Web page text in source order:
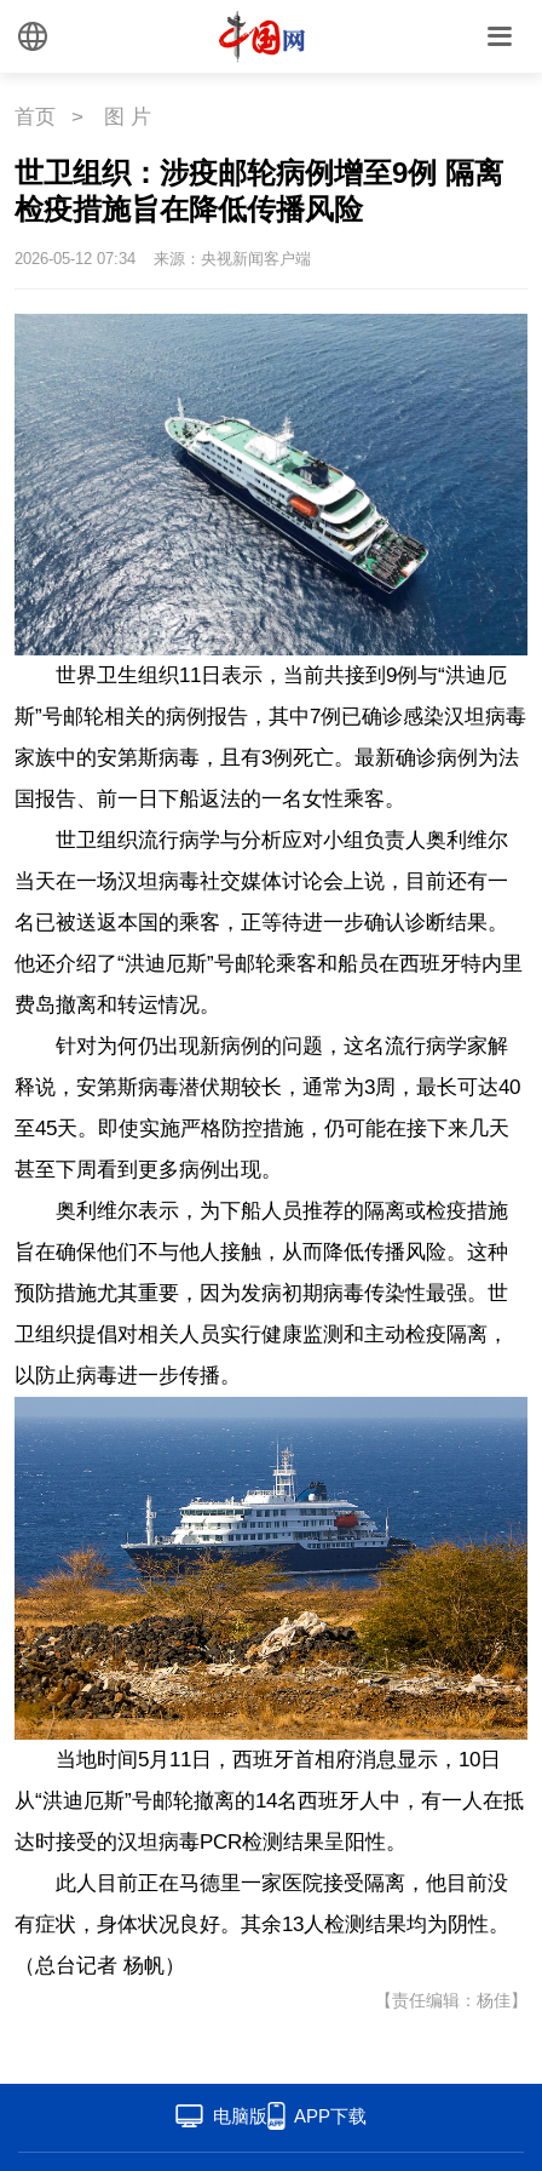
首页 > 图 片
世卫组织：涉疫邮轮病例增至9例 隔离
检疫措施旨在降低传播风险
2026-05-12 07:34 来源：央视新闻客户端
世界卫生组织11日表示，当前共接到9例与“洪迪厄
斯”号邮轮相关的病例报告，其中7例已确诊感染汉坦病毒
家族中的安第斯病毒，且有3例死亡。最新确诊病例为法
国报告、前一日下船返法的一名女性乘客。
世卫组织流行病学与分析应对小组负责人奥利维尔
当天在一场汉坦病毒社交媒体讨论会上说，目前还有一
名已被送返本国的乘客，正等待进一步确认诊断结果。
他还介绍了“洪迪厄斯”号邮轮乘客和船员在西班牙特内里
费岛撤离和转运情况。
针对为何仍出现新病例的问题，这名流行病学家解
释说，安第斯病毒潜伏期较长，通常为3周，最长可达40
至45天。即使实施严格防控措施，仍可能在接下来几天
甚至下周看到更多病例出现。
奥利维尔表示，为下船人员推荐的隔离或检疫措施
旨在确保他们不与他人接触，从而降低传播风险。这种
预防措施尤其重要，因为发病初期病毒传染性最强。世
卫组织提倡对相关人员实行健康监测和主动检疫隔离，
以防止病毒进一步传播。
当地时间5月11日，西班牙首相府消息显示，10日
从“洪迪厄斯”号邮轮撤离的14名西班牙人中，有一人在抵
达时接受的汉坦病毒PCR检测结果呈阳性。
此人目前正在马德里一家医院接受隔离，他目前没
有症状，身体状况良好。其余13人检测结果均为阴性。
（总台记者 杨帆）
【责任编辑：杨佳】
电脑版 APP下载